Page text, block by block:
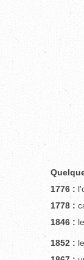
1776 :
1778 :
1846 :
1852 :